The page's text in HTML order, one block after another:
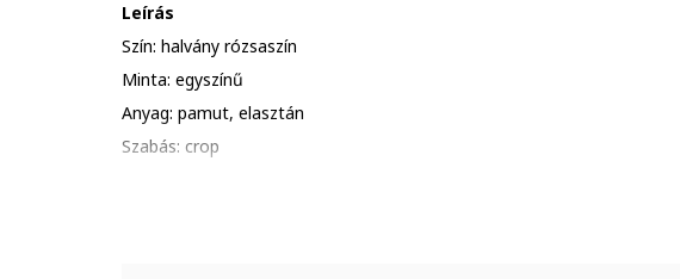
Leírás
Szín: halvány rózsaszín
Minta: egyszínű
Anyag: pamut, elasztán
Szabás: crop